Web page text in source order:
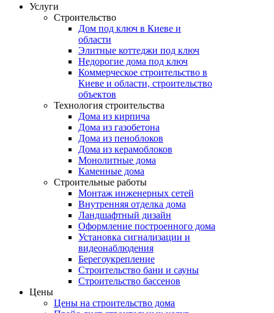
Услуги
Строительство
Дом под ключ в Киеве и
области
Элитные коттеджи под ключ
Недорогие дома под ключ
Коммерческое строительство в
Киеве и области, строительство
объектов
Технология строительства
Дома из кирпича
Дома из газобетона
Дома из пеноблоков
Дома из керамоблоков
Монолитные дома
Каменные дома
Строительные работы
Монтаж инженерных сетей
Внутренняя отделка дома
Ландшафтный дизайн
Оформление построенного дома
Установка сигнализации и
видеонаблюдения
Берегоукрепление
Строительство бани и сауны
Строительство бассенов
Цены
Цены на строительство дома